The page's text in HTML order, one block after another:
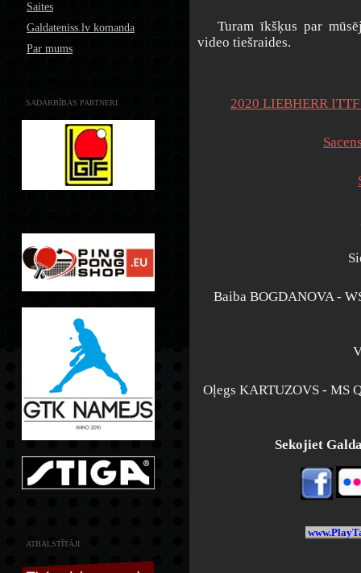
Saites
Galdateniss.lv komanda
Par mums
SADARBĪBAS PARTNERI
ATBALSTĪTĀJI
Turam īkšķus par
video tiešraides.
2020 LIEBHERR
Baiba BOGDANOVA -
Oļegs KARTUZOVS -
Sekojiet